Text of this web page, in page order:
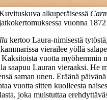
alkuperäisessä
vuonna 1872
kertoo Laura-nimisestä
vierailee yöllä
Kaksitoista vuotta myöhemmin
saapuu Lauran vieraaksi. He
saman unen. Eräänä
vuotta sitten kuolleesta
joka muistuttaa